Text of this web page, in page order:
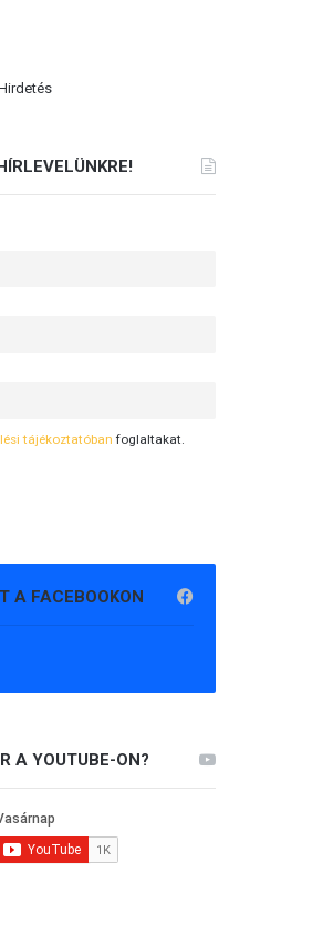
tájékoztatóban foglaltakat.
A FACEBOOKON
A YOUTUBE-ON?